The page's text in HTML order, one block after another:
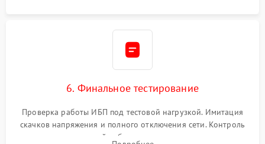
6. Финальное тестирование
Проверка работы ИБП под тестовой нагрузкой. Имитация
скачков напряжения и полного отключения сети. Контроль
времени автономной работы, температурного режима и